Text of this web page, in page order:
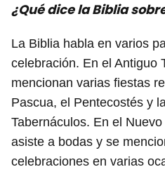
¿Qué dice la Biblia
La Biblia habla en varios
celebración. En el Antiguo
mencionan varias fiestas
Pascua, el Pentecostés y
Tabernáculos. En el
asiste a bodas y se
celebraciones en varias